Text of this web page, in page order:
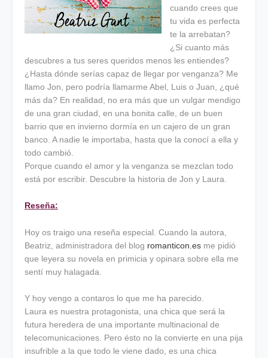
cuando crees que
tu vida es perfecta
te la arrebatan?
¿Si cuanto más
descubres a tus seres queridos menos les entiendes?
¿Hasta dónde serías capaz de llegar por venganza? Me
llamo Jon, pero podría llamarme Abel, Luis o Juan, ¿qué
más da? En realidad, no era más que un vulgar mendigo
de una gran ciudad, en una bonita calle, de un buen
barrio que en invierno dormía en un cajero de un gran
banco. A nadie le importaba, hasta que la conocí a ella y
todo cambió.
Porque cuando el amor y la venganza se mezclan todo
está por escribir. Descubre la historia de Jon y Laura.
Reseña:
Hoy os traigo una reseña especial. Cuando la autora,
Beatriz, administradora del blog romanticon.es me pidió
que leyera su novela en primicia y opinara sobre ella me
sentí muy halagada.
Y hoy vengo a contaros lo que me ha parecido.
Laura es nuestra protagonista, una chica que será la
futura heredera de una importante multinacional de
telecomunicaciones. Pero ésto no la convierte en una pija
insufrible a la que todo le viene dado, es una chica